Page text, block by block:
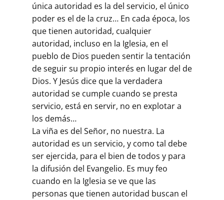
única autoridad es la del servicio, el único
poder es el de la cruz… En cada época, los
que tienen autoridad, cualquier
autoridad, incluso en la Iglesia, en el
pueblo de Dios pueden sentir la tentación
de seguir su propio interés en lugar del de
Dios. Y Jesús dice que la verdadera
autoridad se cumple cuando se presta
servicio, está en servir, no en explotar a
los demás…
La viña es del Señor, no nuestra. La
autoridad es un servicio, y como tal debe
ser ejercida, para el bien de todos y para
la difusión del Evangelio. Es muy feo
cuando en la Iglesia se ve que las
personas que tienen autoridad buscan el